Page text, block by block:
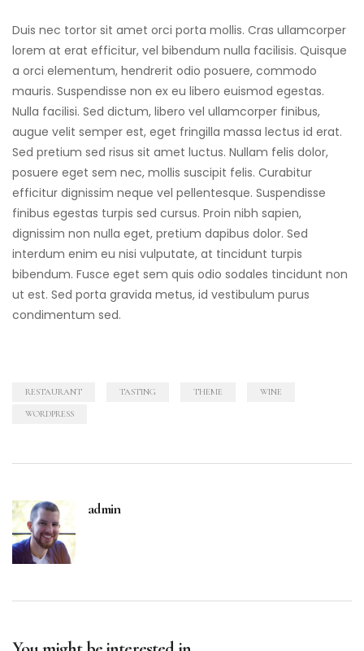
Duis nec tortor sit amet orci porta mollis. Cras ullamcorper
lorem at erat efficitur, vel bibendum nulla facilisis. Quisque
a orci elementum, hendrerit odio posuere, commodo
mauris. Suspendisse non ex eu libero euismod egestas.
Nulla facilisi. Sed dictum, libero vel ullamcorper finibus,
augue velit semper est, eget fringilla massa lectus id erat.
Sed pretium sed risus sit amet luctus. Nullam felis dolor,
posuere eget sem nec, mollis suscipit felis. Curabitur
efficitur dignissim neque vel pellentesque. Suspendisse
finibus egestas turpis sed cursus. Proin nibh sapien,
dignissim non nulla eget, pretium dapibus dolor. Sed
interdum enim eu nisi vulputate, at tincidunt turpis
bibendum. Fusce eget sem quis odio sodales tincidunt non
ut est. Sed porta gravida metus, id vestibulum purus
condimentum sed.
RESTAURANT TASTING THEME WINE
WORDPRESS
admin